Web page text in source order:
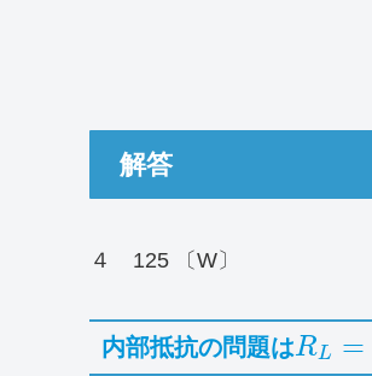
解答
４ 125 〔W〕
内部抵抗の問題はRL =